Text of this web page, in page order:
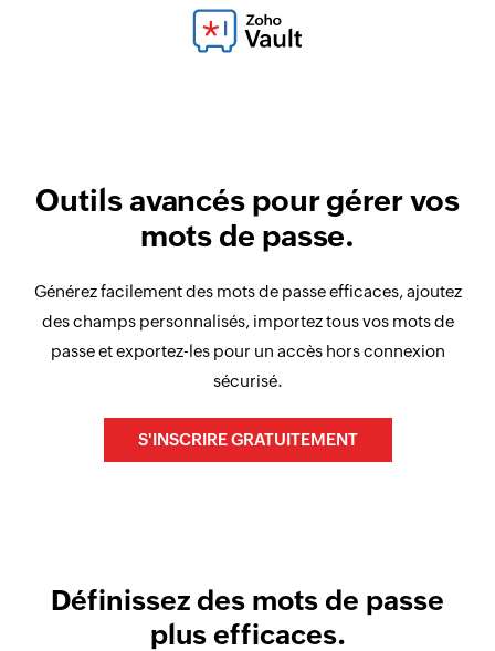
Outils avancés pour gérer vos
mots de passe.
Générez facilement des mots de passe efficaces, ajoutez
des champs personnalisés, importez tous vos mots de
passe et exportez-les pour un accès hors connexion
sécurisé.
S'INSCRIRE GRATUITEMENT
Définissez des mots de passe
plus efficaces.